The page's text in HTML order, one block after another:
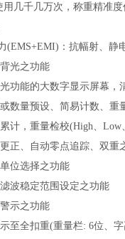
几千几万次，称重精准度
(EMS+EMI)：抗幅射、静
光之功能
功能的大数字显示屏幕，
数量预设、简易计数、重
计，重量检校(High、Low
正、自动零点追踪、双重
位选择之功能
波稳定范围设定之功能
示之功能
至全扣重(重量栏: 6位、字